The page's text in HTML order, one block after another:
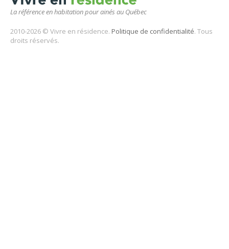
La référence en habitation pour ainés au Québec
2010-2026 © Vivre en résidence. Politique de confidentialité. Tous
droits réservés.